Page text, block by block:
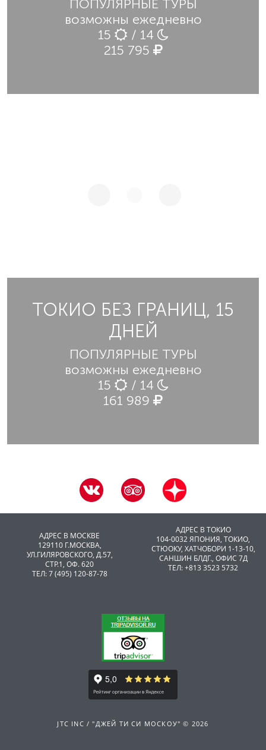
ПОПУЛЯРНЫЕ ТУРЫ
возможны ежедневно
15
/ 14
215 795
ТОКИО БЕЗ ГРАНИЦ, 15
ДНЕЙ
ПОПУЛЯРНЫЕ ТУРЫ
возможны ежедневно
15
/ 14
161 989
АДРЕС В МОСКВЕ
129110 Г.МОСКВА,
УЛ.ГИЛЯРОВСКОГО, Д.57,
СТР.1, ОФ. 620
ТЕЛ: 7 (495) 120-87-78
АДРЕС В ТОКИО
104-0032 ЯПОНИЯ, ТОКИО,
CТЮОКУ, ХАТЧОБОРИ 1-13-10,
САНШИН БЛДГ., ОФИС 7Д
ТЕЛ: +813 3523 5732
JTC INC / "ДЖЕЙ ТИ СИ МОСКОУ" © 2026